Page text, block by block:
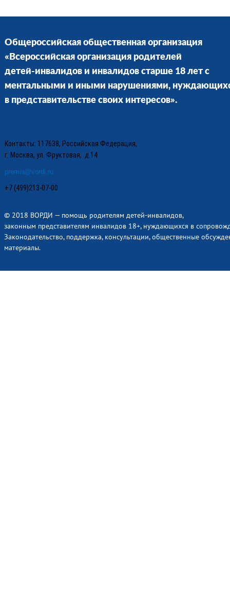
Общероссийская общественная организация
«Всероссийская организация родителей
детей-инвалидов и инвалидов старше 18 лет с
ментальными и иными нарушениями,
в представительстве своих интересов».
Контакты: 117638, Российская Федерация,
г. Москва, ул. Фруктовая, д.14
premia@vordi.ru
+7 (499)213-07-00
© 2018 ВОРДИ — помощь родителям детей-инвалидов,
законным представителям инвалидов 18+, нуждающихся в
Законодательство, поддержка, консультации, общественные
материалы.